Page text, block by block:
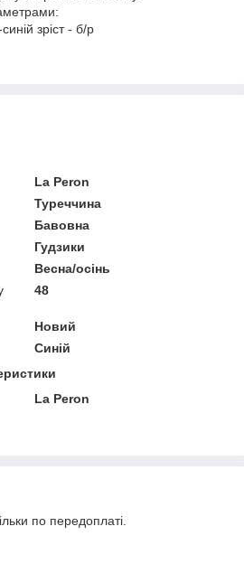
зріст - б/р
La Peron
Туреччина
Бавовна
Гудзики
Весна/осінь
48
Новий
Синій
La Peron
по передоплаті.